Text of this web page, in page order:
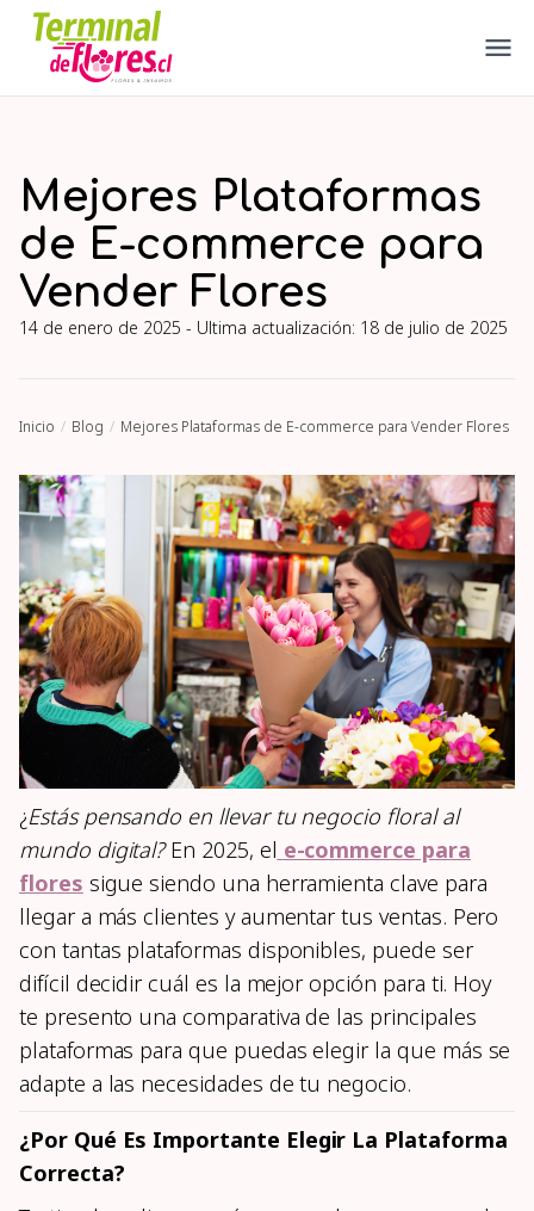
Mejores Plataformas
de E-commerce para
Vender Flores
14 de enero de 2025 - Ultima actualización: 18 de julio de 2025
Inicio Blog Mejores Plataformas de E-commerce para Vender Flores
¿Estás pensando en llevar tu negocio floral al
mundo digital?En 2025, el e-commerce para
flores sigue siendo una herramienta clave para
llegar a más clientes y aumentar tus ventas. Pero
con tantas plataformas disponibles, puede ser
difícil decidir cuál es la mejor opción para ti. Hoy
te presento una comparativa de las principales
plataformas para que puedas elegir la que más se
adapte a las necesidades de tu negocio.
¿Por Qué Es Importante Elegir La Plataforma
Correcta?